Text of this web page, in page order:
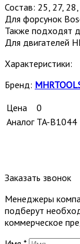
Состав: 25, 27,
Для форсунок
Также подходят
Для двигателей
Характеристики:
Бренд:
Цена
0
Аналог TA-B1044
Заказать звонок
Менеджеры
подберут
коммерческое